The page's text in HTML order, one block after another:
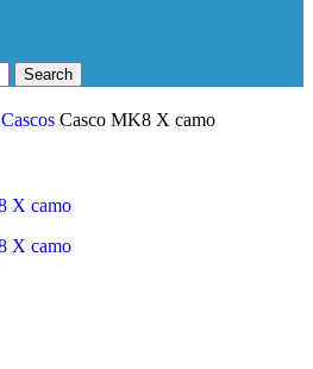
Search
Cascos Casco MK8 X camo